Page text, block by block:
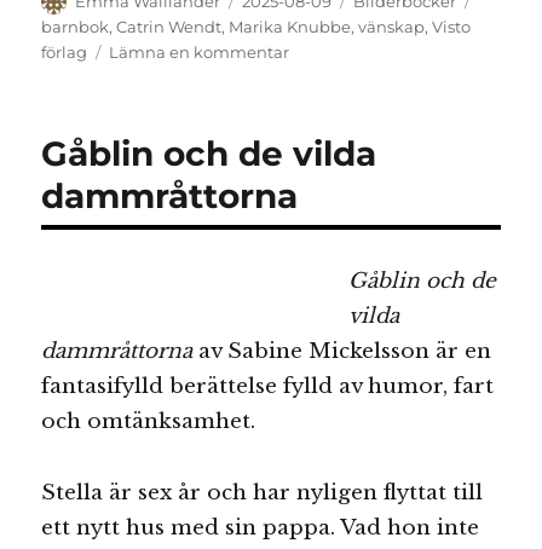
den
barnbok,Catrin Wendt, Marika Knubbe,vänskap,Visto
förlag
Lämna en kommentartill
till
Gåblin och de vilda
dammråttorna
Gåblin och de
vilda
dammråttornaav Sabine Mickelsson är en
fantasifylld berättelse fylld av humor, fart
och omtänksamhet.
Stella är sex år och har nyligen flyttat till
ett nytt hus med sin pappa. Vad hon inte